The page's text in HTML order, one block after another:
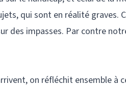
qui sont en réalité graves.
des impasses. Par contre
on réfléchit ensemble à